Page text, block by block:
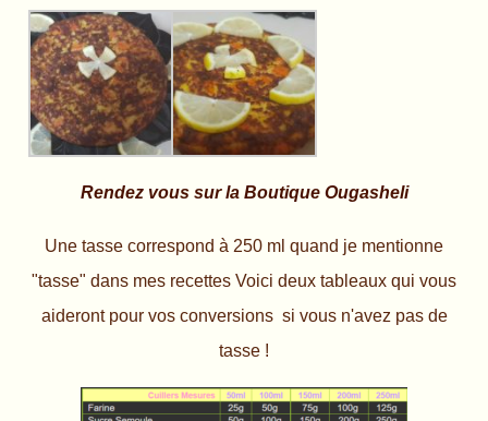
Rendez vous sur la Boutique Ougasheli
Une tasse correspond à 250 ml quand je mentionne
"tasse" dans mes recettes Voici deux tableaux qui vous
aideront pour vos conversions si vous n'avez pas de
tasse !